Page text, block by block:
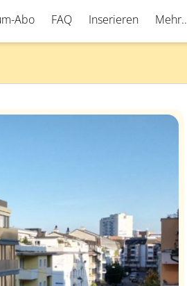
Abo FAQ Inserieren Mehr..